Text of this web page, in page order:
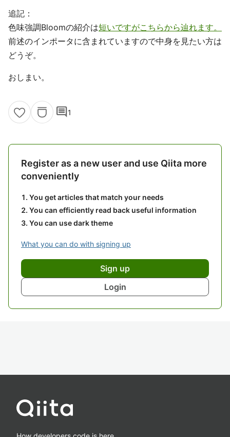
追記：
色味強調Bloomの紹介は短いですがこちらから辿れます。
前述のインポータに含まれていますので中身を見たい方は
どうぞ。
おしまい。
comment1
Register as a new user and use Qiita more
conveniently
You get articles that match your needs
You can efficiently read back useful information
You can use dark theme
What you can do with signing up
Sign up
Login